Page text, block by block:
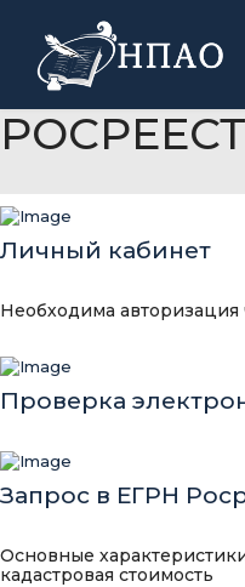
Личный кабинет
Необходима авторизация
Проверка
Запрос в ЕГРН
Основные
кадастровая стоимость